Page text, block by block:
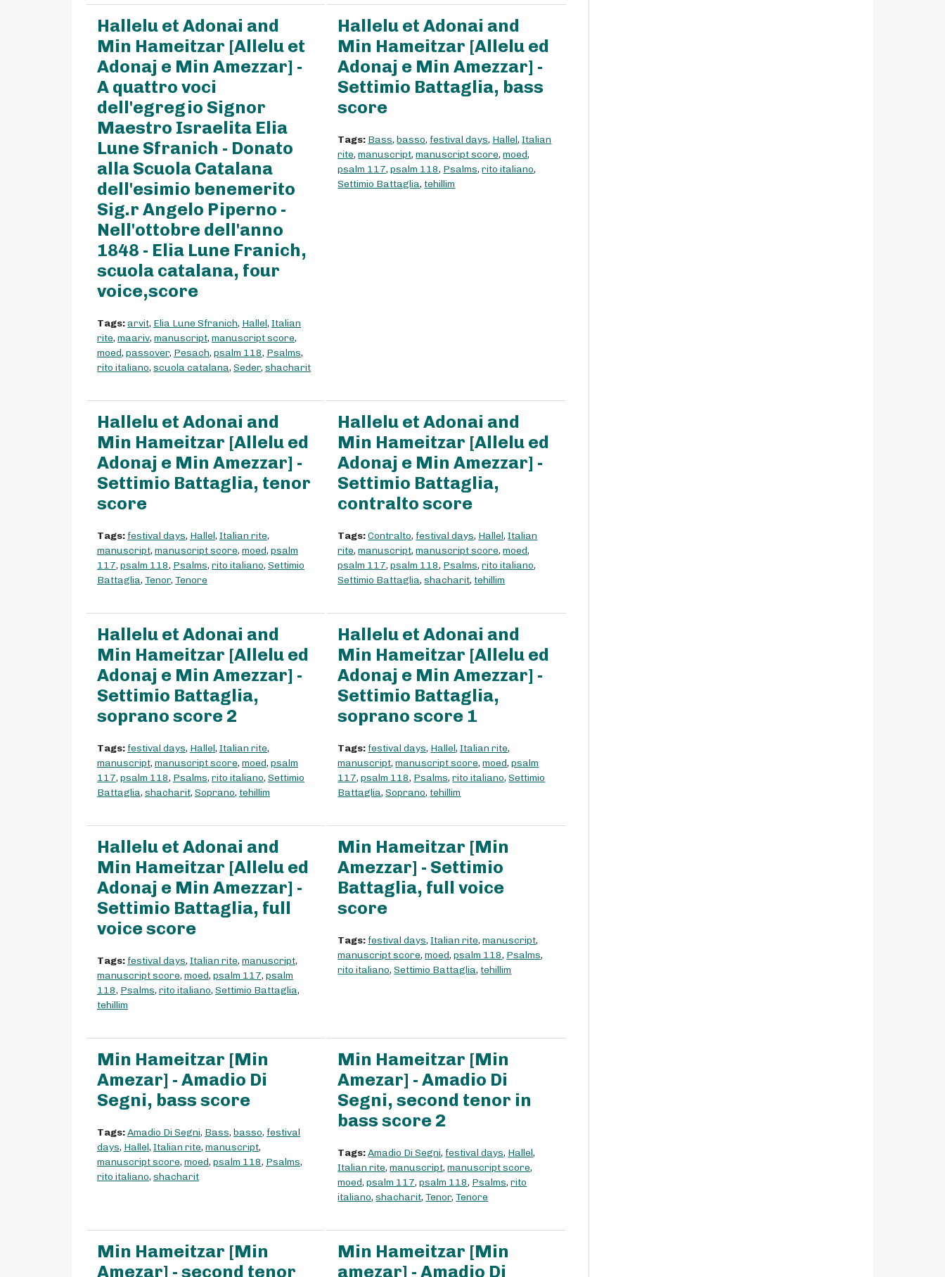
Hallelu et Adonai and
Min Hameitzar [Allelu et
Adonaj e Min Amezzar] -
A quattro voci
dell'egregio Signor
Maestro Israelita Elia
Lune Sfranich - Donato
alla Scuola Catalana
dell'esimio benemerito
Sig.r Angelo Piperno -
Nell'ottobre dell'anno
1848 - Elia Lune Franich,
scuola catalana, four
voice,score
Tags:arvit, Elia Lune Sfranich, Hallel, Italian
rite, maariv, manuscript, manuscript score,
moed, passover, Pesach, psalm 118, Psalms,
rito italiano, scuola catalana, Seder, shacharit
Hallelu et Adonai and
Min Hameitzar [Allelu ed
Adonaj e Min Amezzar] -
Settimio Battaglia, bass
score
Tags: Bass,basso, festival days, Hallel,Italian
rite,manuscript,manuscript score,moed,
psalm 117,psalm 118, Psalms,rito italiano,
Settimio Battaglia, tehillim
Hallelu et Adonai and
Min Hameitzar [Allelu ed
Adonaj e Min Amezzar] -
Settimio Battaglia, tenor
score
Tags: festival days, Hallel, Italian rite,
manuscript, manuscript score, moed, psalm
117, psalm 118, Psalms, rito italiano, Settimio
Battaglia, Tenor, Tenore
Hallelu et Adonai and
Min Hameitzar [Allelu ed
Adonaj e Min Amezzar] -
Settimio Battaglia,
contralto score
Tags:Contralto, festival days, Hallel,Italian
rite,manuscript,manuscript score,moed,
psalm 117,psalm 118, Psalms,rito italiano,
Settimio Battaglia,shacharit, tehillim
Hallelu et Adonai and
Min Hameitzar [Allelu ed
Adonaj e Min Amezzar] -
Settimio Battaglia,
soprano score 2
Tags: festival days, Hallel, Italian rite,
manuscript, manuscript score, moed, psalm
117, psalm 118, Psalms, rito italiano, Settimio
Battaglia, shacharit, Soprano, tehillim
Hallelu et Adonai and
Min Hameitzar [Allelu ed
Adonaj e Min Amezzar] -
Settimio Battaglia,
soprano score 1
Tags: festival days, Hallel,Italian rite,
manuscript,manuscript score,moed,psalm
117,psalm 118, Psalms,rito italiano,Settimio
Battaglia,Soprano, tehillim
Hallelu et Adonai and
Min Hameitzar [Allelu ed
Adonaj e Min Amezzar] -
Settimio Battaglia, full
voice score
Tags: festival days, Italian rite, manuscript,
manuscript score, moed, psalm 117, psalm
118, Psalms, rito italiano, Settimio Battaglia,
tehillim
Min Hameitzar [Min
Amezzar] - Settimio
Battaglia, full voice
score
Tags: festival days,Italian rite,manuscript,
manuscript score,moed,psalm 118, Psalms,
rito italiano,Settimio Battaglia, tehillim
Min Hameitzar [Min
Amezar] - Amadio Di
Segni, bass score
Tags:Amadio Di Segni, Bass, basso, festival
days, Hallel, Italian rite, manuscript,
manuscript score, moed, psalm 118, Psalms,
rito italiano, shacharit
Min Hameitzar [Min
Amezar] - Amadio Di
Segni, second tenor in
bass score 2
Tags:Amadio Di Segni, festival days, Hallel,
Italian rite,manuscript,manuscript score,
moed,psalm 117,psalm 118, Psalms,rito
italiano,shacharit,Tenor,Tenore
Min Hameitzar [Min
Amezar] - second tenor
Min Hameitzar [Min
amezar] - Amadio Di